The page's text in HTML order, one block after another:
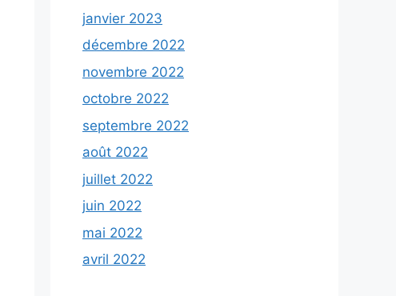
janvier 2023
décembre 2022
novembre 2022
octobre 2022
septembre 2022
août 2022
juillet 2022
juin 2022
mai 2022
avril 2022